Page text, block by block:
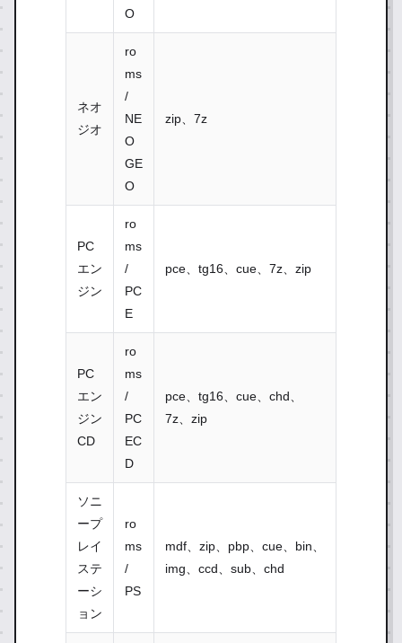
O
ネオ
ジオ
ro
ms
/
NE
O
GE
O
zip、7z
PC
エン
ジン
ro
ms
/
PC
E
pce、tg16、cue、7z、zip
PC
エン
ジン
CD
ro
ms
/
PC
EC
D
pce、tg16、cue、chd、
7z、zip
ソニ
ープ
レイ
ステ
ーシ
ョン
ro
ms
/
PS
mdf、zip、pbp、cue、bin、
img、ccd、sub、chd